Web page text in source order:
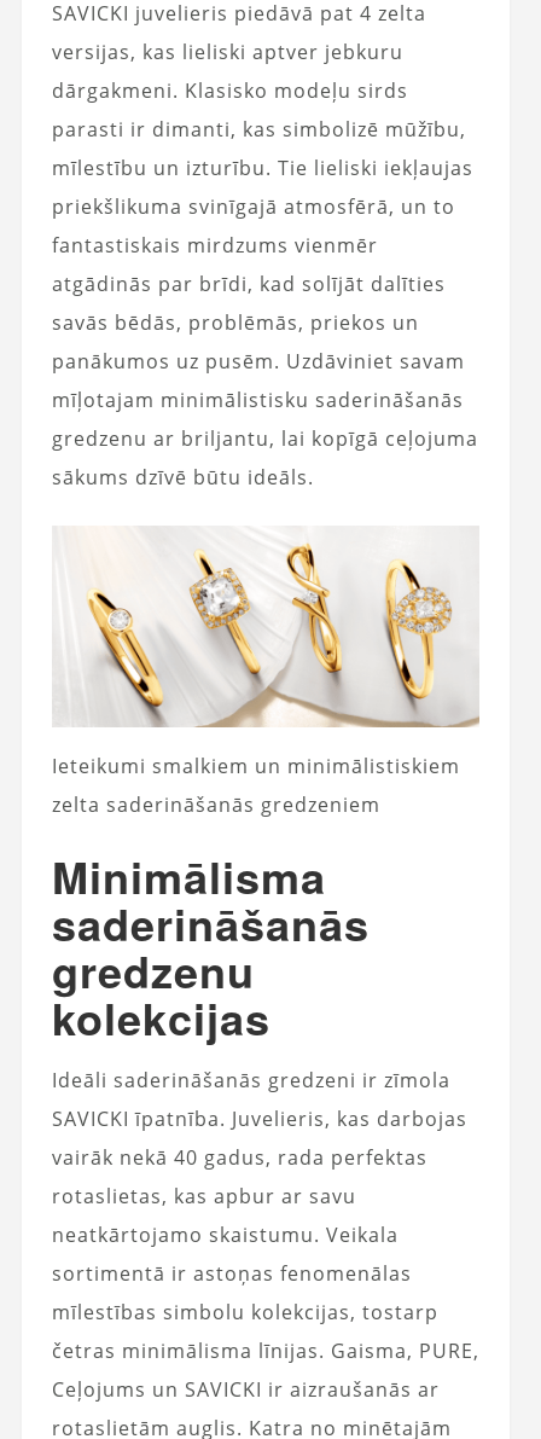
SAVICKI juvelieris piedāvā pat 4 zelta
versijas, kas lieliski aptver jebkuru
dārgakmeni. Klasisko modeļu sirds
parasti ir dimanti, kas simbolizē mūžību,
mīlestību un izturību. Tie lieliski iekļaujas
priekšlikuma svinīgajā atmosfērā, un to
fantastiskais mirdzums vienmēr
atgādinās par brīdi, kad solījāt dalīties
savās bēdās, problēmās, priekos un
panākumos uz pusēm. Uzdāviniet savam
mīļotajam minimālistisku saderināšanās
gredzenu ar briljantu, lai kopīgā ceļojuma
sākums dzīvē būtu ideāls.
Ieteikumi smalkiem un minimālistiskiem
zelta saderināšanās gredzeniem
Minimālisma
saderināšanās
gredzenu
kolekcijas
Ideāli saderināšanās gredzeni ir zīmola
SAVICKI īpatnība. Juvelieris, kas darbojas
vairāk nekā 40 gadus, rada perfektas
rotaslietas, kas apbur ar savu
neatkārtojamo skaistumu. Veikala
sortimentā ir astoņas fenomenālas
mīlestības simbolu kolekcijas, tostarp
četras minimālisma līnijas. Gaisma, PURE,
Ceļojums un SAVICKI ir aizraušanās ar
rotaslietām auglis. Katra no minētajām